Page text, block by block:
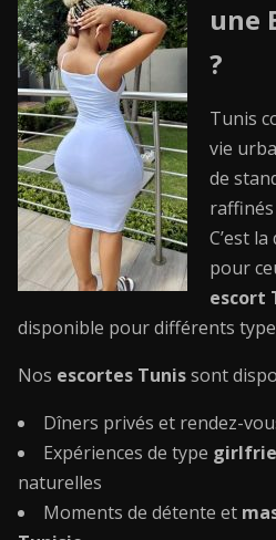
une
?
Tunis
vie
de
C’est
pour
escort
disponible pour différents
Nos escortes Tunissont
Dîners privés et rendez-
Expériences de type
naturelles
Moments de détente et